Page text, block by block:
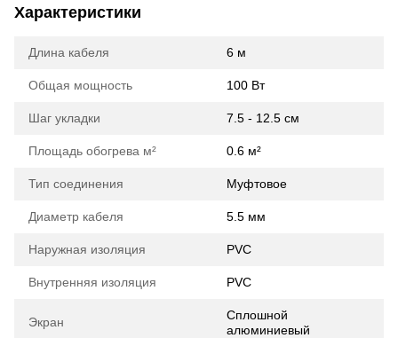
Характеристики
Длина кабеля 6 м
Общая мощность 100 Вт
Шаг укладки 7.5 - 12.5 см
Площадь обогрева м² 0.6 м²
Тип соединения Муфтовое
Диаметр кабеля 5.5 мм
Наружная изоляция PVС
Внутренняя изоляция PVC
Экран
Сплошной
алюминиевый